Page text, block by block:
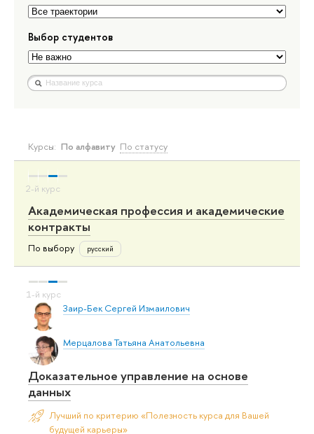
Выбор студентов
Курсы: По алфавиту По статусу
Академическая профессия и академические
контракты
По выбору русский
Заир-Бек Сергей Измаилович
Мерцалова Татьяна Анатольевна
Доказательное управление на основе
данных
Лучший по критерию «Полезность курса для Вашей
будущей карьеры»